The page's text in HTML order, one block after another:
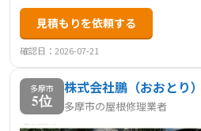
見積もりを依頼する
確認日：2026-07-21
多摩市
5位
株式会社鵬（おおとり）
多摩市の屋根修理業者